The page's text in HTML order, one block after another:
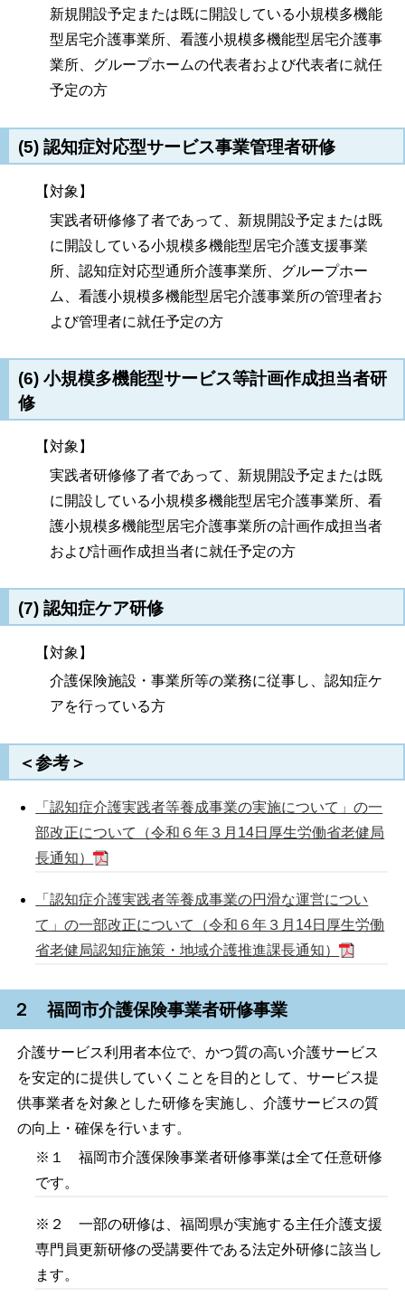
新規開設予定または既に開設している小規模多機能
型居宅介護事業所、看護小規模多機能型居宅介護事
業所、グループホームの代表者および代表者に就任
予定の方
(5) 認知症対応型サービス事業管理者研修
【対象】
実践者研修修了者であって、新規開設予定または既
に開設している小規模多機能型居宅介護支援事業
所、認知症対応型通所介護事業所、グループホー
ム、看護小規模多機能型居宅介護事業所の管理者お
よび管理者に就任予定の方
(6) 小規模多機能型サービス等計画作成担当者研
修
【対象】
実践者研修修了者であって、新規開設予定または既
に開設している小規模多機能型居宅介護事業所、看
護小規模多機能型居宅介護事業所の計画作成担当者
および計画作成担当者に就任予定の方
(7) 認知症ケア研修
【対象】
介護保険施設・事業所等の業務に従事し、認知症ケ
アを行っている方
＜参考＞
「認知症介護実践者等養成事業の実施について」の一
部改正について（令和６年３月14日厚生労働省老健局
長通知）
「認知症介護実践者等養成事業の円滑な運営につい
て」の一部改正について（令和６年３月14日厚生労働
省老健局認知症施策・地域介護推進課長通知）
２ 福岡市介護保険事業者研修事業
介護サービス利用者本位で、かつ質の高い介護サービス
を安定的に提供していくことを目的として、サービス提
供事業者を対象とした研修を実施し、介護サービスの質
の向上・確保を行います。
※１ 福岡市介護保険事業者研修事業は全て任意研修
です。
※２ 一部の研修は、福岡県が実施する主任介護支援
専門員更新研修の受講要件である法定外研修に該当し
ます。